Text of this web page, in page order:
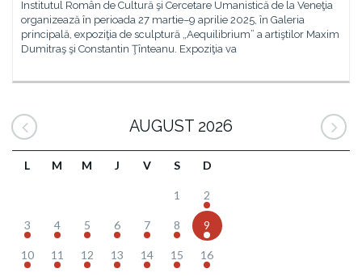
Institutul Român de Cultură şi Cercetare Umanistică de la Veneţia
organizează în perioada 27 martie–9 aprilie 2025, în Galeria
principală, expoziţia de sculptură „Aequilibrium” a artiştilor Maxim
Dumitraş şi Constantin Ţînteanu. Expoziţia va
AUGUST 2026
L M M J V S D
1 2
3 4 5 6 7 8 9
10 11 12 13 14 15 16